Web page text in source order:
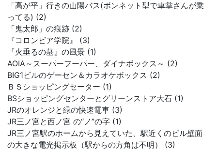
「高が平」行きの山陽バス(ボンネット型で車掌さんが乗
ってる) (2)
「鬼太郎」の痕跡 (2)
『コロンビア学院』 (3)
『火垂るの墓』の風景 (1)
AOIA～スーパーフーパー、ダイナボックス～ (2)
BIG1ビルのゲーセン＆カラオケボックス (2)
ＢＳショッピングセーター (1)
BSショッピングセンターとグリーンストア大石 (1)
JRのオレンジと緑の快速電車 (3)
JR三ノ宮と西ノ宮 の“ノ”の字 (1)
JR三ノ宮駅のホームから見えていた、駅近くのビル壁面
の大きな電光掲示板（駅からの方角は不明） (3)